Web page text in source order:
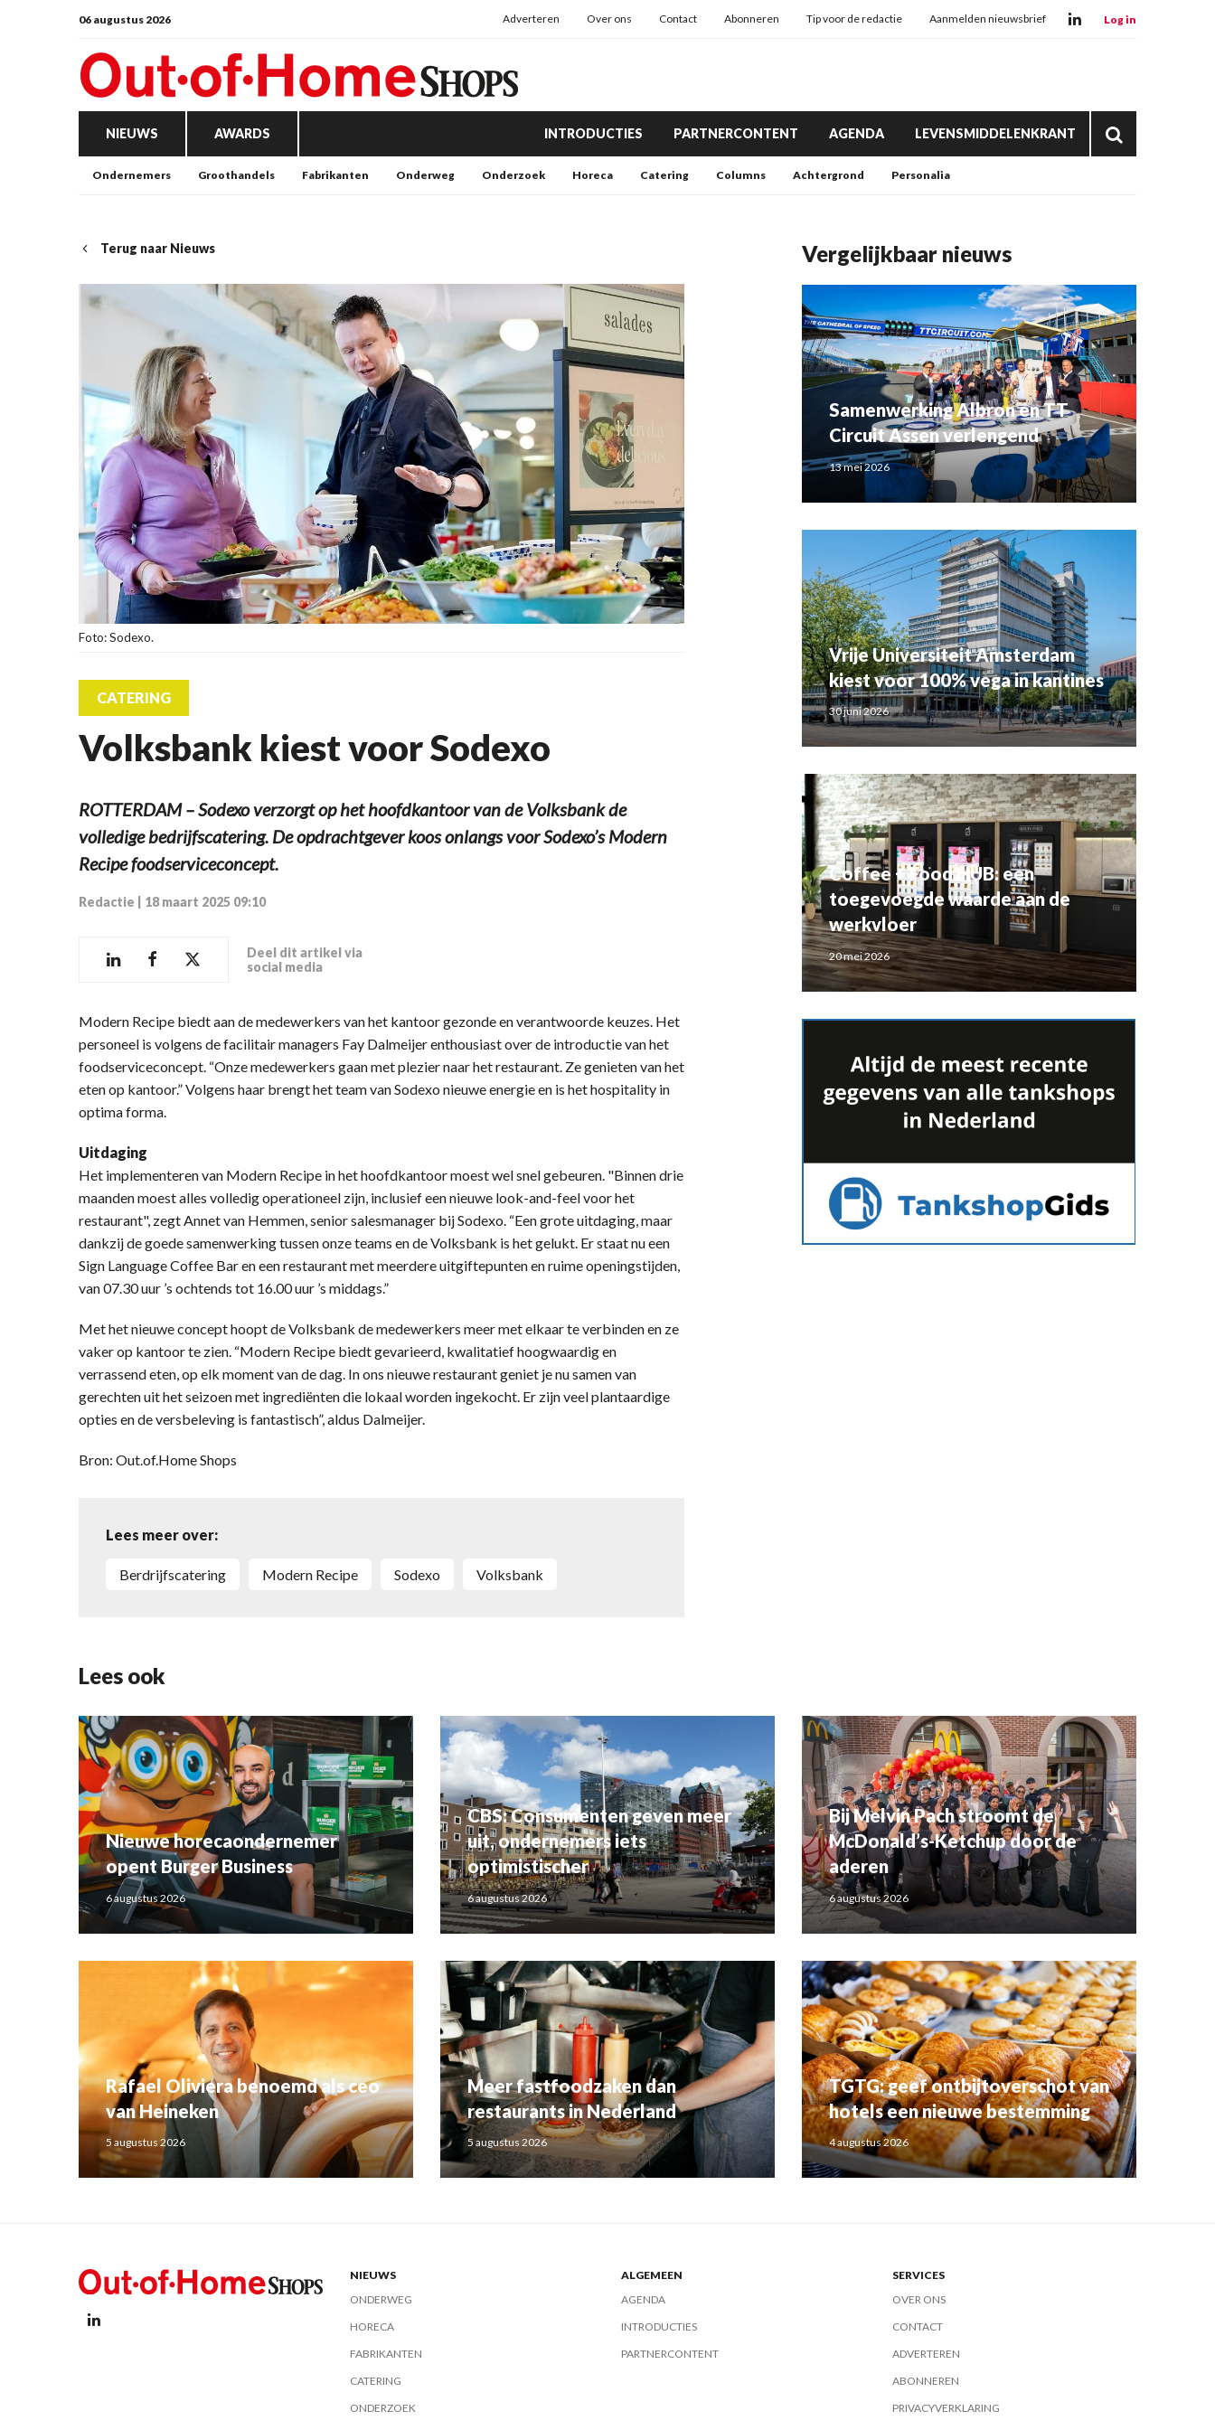
06 augustus 2026 Adverteren Over ons Contact Abonneren Tip voor de redactie Aanmelden nieuwsbrief Log in
NIEUWS AWARDS INTRODUCTIES PARTNERCONTENT AGENDA LEVENSMIDDELENKRANT
Ondernemers Groothandels Fabrikanten Onderweg Onderzoek Horeca Catering Columns Achtergrond Personalia
Terug naar Nieuws
Foto: Sodexo.
CATERING
Volksbank kiest voor Sodexo
ROTTERDAM – Sodexo verzorgt op het hoofdkantoor van de Volksbank de
volledige bedrijfscatering. De opdrachtgever koos onlangs voor Sodexo’s Modern
Recipe foodserviceconcept.
Redactie 18 maart 2025 09:10
Deel dit artikel via
social media
Modern Recipe biedt aan de medewerkers van het kantoor gezonde en verantwoorde keuzes. Het
personeel is volgens de facilitair managers Fay Dalmeijer enthousiast over de introductie van het
foodserviceconcept. “Onze medewerkers gaan met plezier naar het restaurant. Ze genieten van het
eten op kantoor.” Volgens haar brengt het team van Sodexo nieuwe energie en is het hospitality in
optima forma.
Uitdaging
Het implementeren van Modern Recipe in het hoofdkantoor moest wel snel gebeuren. "Binnen drie
maanden moest alles volledig operationeel zijn, inclusief een nieuwe look-and-feel voor het
restaurant", zegt Annet van Hemmen, senior salesmanager bij Sodexo. “Een grote uitdaging, maar
dankzij de goede samenwerking tussen onze teams en de Volksbank is het gelukt. Er staat nu een
Sign Language Coffee Bar en een restaurant met meerdere uitgiftepunten en ruime openingstijden,
van 07.30 uur ’s ochtends tot 16.00 uur ’s middags.”
Met het nieuwe concept hoopt de Volksbank de medewerkers meer met elkaar te verbinden en ze
vaker op kantoor te zien. “Modern Recipe biedt gevarieerd, kwalitatief hoogwaardig en
verrassend eten, op elk moment van de dag. In ons nieuwe restaurant geniet je nu samen van
gerechten uit het seizoen met ingrediënten die lokaal worden ingekocht. Er zijn veel plantaardige
opties en de versbeleving is fantastisch”, aldus Dalmeijer.
Bron: Out.of.Home Shops
Lees meer over:
berdrijfscatering Modern Recipe Sodexo Volksbank
Vergelijkbaar nieuws
Samenwerking Albron en TT
Circuit Assen verlengend
13 mei 2026
Vrije Universiteit Amsterdam
kiest voor 100% vega in kantines
30 juni 2026
Coffee + Food HUB: een
toegevoegde waarde aan de
werkvloer
20 mei 2026
Lees ook
Nieuwe horecaondernemer
opent Burger Business
6 augustus 2026
CBS: Consumenten geven meer
uit, ondernemers iets
optimistischer
6 augustus 2026
Bij Melvin Pach stroomt de
McDonald’s-Ketchup door de
aderen
6 augustus 2026
Rafael Oliviera benoemd als ceo
van Heineken
5 augustus 2026
Meer fastfoodzaken dan
restaurants in Nederland
5 augustus 2026
TGTG: geef ontbijtoverschot van
hotels een nieuwe bestemming
4 augustus 2026
NIEUWS
ONDERWEG
HORECA
FABRIKANTEN
CATERING
ONDERZOEK
ALGEMEEN
AGENDA
INTRODUCTIES
PARTNERCONTENT
SERVICES
OVER ONS
CONTACT
ADVERTEREN
ABONNEREN
PRIVACYVERKLARING